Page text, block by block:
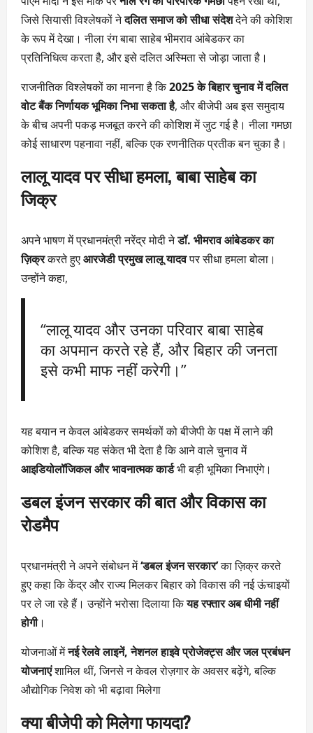
जिसे सियासी विश्लेषकों नेदलित समाज को सीधा संदेशदेने की कोशिश
के रूप में देखा। नीला रंग बाबा साहेब भीमराव आंबेडकर का
प्रतिनिधित्व करता है, और इसे दलित अस्मिता से जोड़ा जाता है।
राजनीतिक विश्लेषकों का मानना है कि2025 के बिहार चुनाव में दलित
वोट बैंक निर्णायक भूमिका निभा सकता है, और बीजेपी अब इस समुदाय
के बीच अपनी पकड़ मजबूत करने की कोशिश में जुट गई है। नीला गमछा
कोई साधारण पहनावा नहीं, बल्कि एक रणनीतिक प्रतीक बन चुका है।
लालू यादव पर सीधा हमला, बाबा साहेब का
जिक्र
अपने भाषण में प्रधानमंत्री नरेंद्र मोदी नेडॉ. भीमराव आंबेडकर का
ज़िक्रकरते हुएआरजेडी प्रमुख लालू यादवपर सीधा हमला बोला।
उन्होंने कहा,
“लालू यादव और उनका परिवार बाबा साहेब
का अपमान करते रहे हैं, और बिहार की जनता
इसे कभी माफ नहीं करेगी।”
यह बयान न केवल आंबेडकर समर्थकों को बीजेपी के पक्ष में लाने की
कोशिश है, बल्कि यह संकेत भी देता है कि आने वाले चुनाव में
आइडियोलॉजिकल और भावनात्मक कार्डभी बड़ी भूमिका निभाएंगे।
डबल इंजन सरकार की बात और विकास का
रोडमैप
प्रधानमंत्री ने अपने संबोधन में‘डबल इंजन सरकार’का ज़िक्र करते
हुए कहा कि केंद्र और राज्य मिलकर बिहार को विकास की नई ऊंचाइयों
पर ले जा रहे हैं। उन्होंने भरोसा दिलाया कियह रफ्तार अब धीमी नहीं
होगी।
योजनाओं मेंनई रेलवे लाइनें, नेशनल हाइवे प्रोजेक्ट्स और जल प्रबंधन
योजनाएंशामिल थीं, जिनसे न केवल रोज़गार के अवसर बढ़ेंगे, बल्कि
औद्योगिक निवेश को भी बढ़ावा मिलेगा
क्या बीजेपी को मिलेगा फायदा?